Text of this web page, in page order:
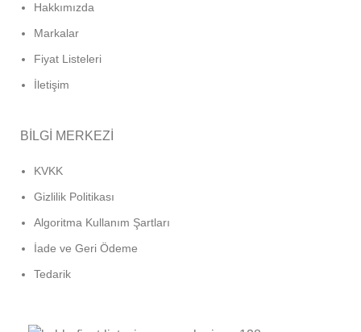
Hakkımızda
Markalar
Fiyat Listeleri
İletişim
BİLGİ MERKEZİ
KVKK
Gizlilik Politikası
Algoritma Kullanım Şartları
İade ve Geri Ödeme
Tedarik